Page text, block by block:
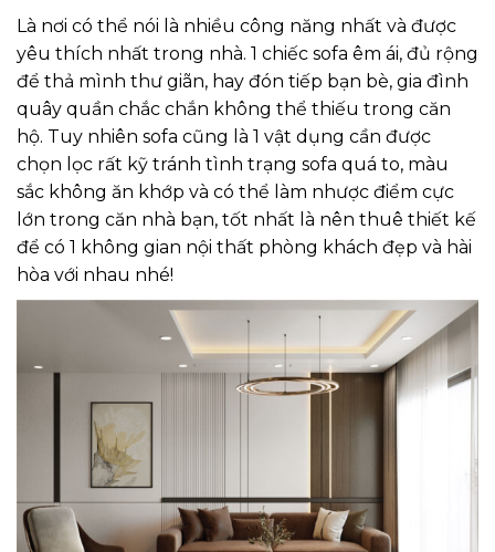
Là nơi có thể nói là nhiều công năng nhất và được
yêu thích nhất trong nhà. 1 chiếc sofa êm ái, đủ rộng
để thả mình thư giãn, hay đón tiếp bạn bè, gia đình
quây quần chắc chắn không thể thiếu trong căn
hộ. Tuy nhiên sofa cũng là 1 vật dụng cần được
chọn lọc rất kỹ tránh tình trạng sofa quá to, màu
sắc không ăn khớp và có thể làm nhược điểm cực
lớn trong căn nhà bạn, tốt nhất là nên thuê thiết kế
để có 1 không gian nội thất phòng khách đẹp và hài
hòa với nhau nhé!